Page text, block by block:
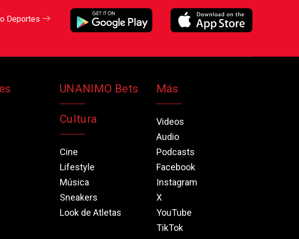
Deportes
UNANIMO Bets
Cultura
Cine
Lifestyle
Música
Sneakers
Look de Atletas
Más
Videos
Audio
Podcasts
Facebook
Instagram
X
YouTube
TikTok